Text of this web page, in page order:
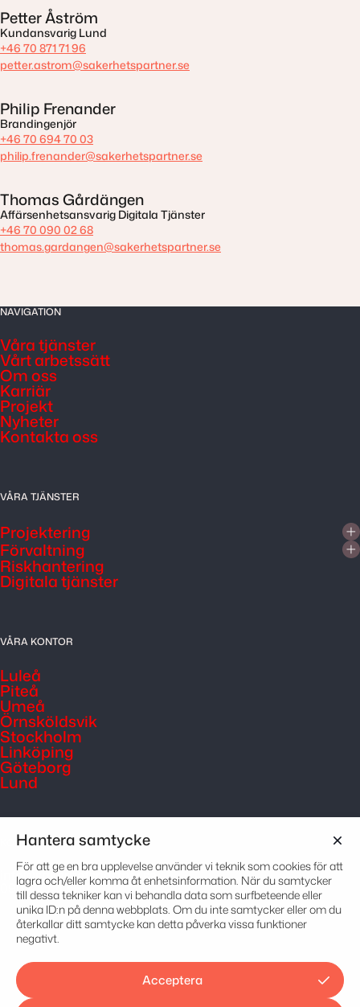
Hantera samtycke
För att ge en bra upplevelse använder vi teknik som cookies för att
lagra och/eller komma åt enhetsinformation. När du samtycker
till dessa tekniker kan vi behandla data som surfbeteende eller
unika ID:n på denna webbplats. Om du inte samtycker eller om du
återkallar ditt samtycke kan detta påverka vissa funktioner
negativt.
Acceptera
Petter Åström
Kundansvarig Lund
+46 70 871 71 96
petter.astrom@sakerhetspartner.se
Philip Frenander
Brandingenjör
+46 70 694 70 03
philip.frenander@sakerhetspartner.se
Thomas Gårdängen
Affärsenhetsansvarig Digitala Tjänster
+46 70 090 02 68
thomas.gardangen@sakerhetspartner.se
NAVIGATION
Våra tjänster
Vårt arbetssätt
Om oss
Karriär
Projekt
Nyheter
Kontakta oss
VÅRA TJÄNSTER
Projektering
Förvaltning
Riskhantering
Digitala tjänster
VÅRA KONTOR
Luleå
Piteå
Umeå
Örnsköldsvik
Stockholm
Linköping
Göteborg
Lund
KONTAKT
info@sakerhetspartner.se
090 – 77 43 00